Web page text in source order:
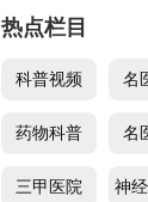
热点栏目
科普视频 名
药物科普 名
三甲医院 神